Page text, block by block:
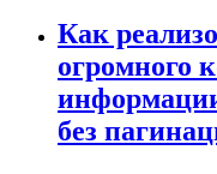
Как
огромного
без